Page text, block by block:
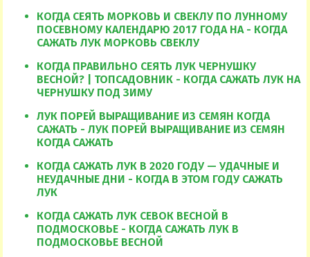
КОГДА СЕЯТЬ МОРКОВЬ И СВЕКЛУ ПО ЛУННОМУ
ПОСЕВНОМУ КАЛЕНДАРЮ 2017 ГОДА НА - КОГДА
САЖАТЬ ЛУК МОРКОВЬ СВЕКЛУ
КОГДА ПРАВИЛЬНО СЕЯТЬ ЛУК ЧЕРНУШКУ
ВЕСНОЙ? | ТОПСАДОВНИК - КОГДА САЖАТЬ ЛУК НА
ЧЕРНУШКУ ПОД ЗИМУ
ЛУК ПОРЕЙ ВЫРАЩИВАНИЕ ИЗ СЕМЯН КОГДА
САЖАТЬ - ЛУК ПОРЕЙ ВЫРАЩИВАНИЕ ИЗ СЕМЯН
КОГДА САЖАТЬ
КОГДА САЖАТЬ ЛУК В 2020 ГОДУ — УДАЧНЫЕ И
НЕУДАЧНЫЕ ДНИ - КОГДА В ЭТОМ ГОДУ САЖАТЬ
ЛУК
КОГДА САЖАТЬ ЛУК СЕВОК ВЕСНОЙ В
ПОДМОСКОВЬЕ - КОГДА САЖАТЬ ЛУК В
ПОДМОСКОВЬЕ ВЕСНОЙ